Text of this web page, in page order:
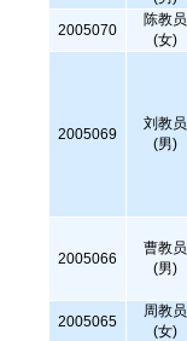
2005070
陈教员
(女)
2005069
刘教员
(男)
2005066
曹教员
(男)
2005065
周教员
(女)